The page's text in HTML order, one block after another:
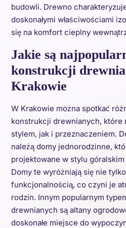
budowli. Drewno
doskonałymi właściwościami
się na komfort cieplny
Jakie są
konstrukcji
Krakowie
W Krakowie można spotkać
konstrukcji drewnianych, które
stylem, jak i przeznaczeniem.
należą domy jednorodzinne,
projektowane w stylu
Domy te wyróżniają się nie
funkcjonalnością, co czyni je
rodzin. Innym popularnym
drewnianych są altany
doskonałe miejsce do